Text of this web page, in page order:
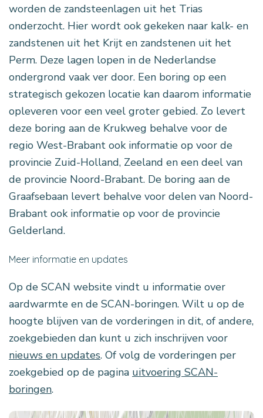
worden de zandsteenlagen uit het Trias
onderzocht. Hier wordt ook gekeken naar kalk- en
zandstenen uit het Krijt en zandstenen uit het
Perm. Deze lagen lopen in de Nederlandse
ondergrond vaak ver door. Een boring op een
strategisch gekozen locatie kan daarom informatie
opleveren voor een veel groter gebied. Zo levert
deze boring aan de Krukweg behalve voor de
regio West-Brabant ook informatie op voor de
provincie Zuid-Holland, Zeeland en een deel van
de provincie Noord-Brabant. De boring aan de
Graafsebaan levert behalve voor delen van Noord-
Brabant ook informatie op voor de provincie
Gelderland.
Meer informatie en updates
Op de SCAN website vindt u informatie over
aardwarmte en de SCAN-boringen. Wilt u op de
hoogte blijven van de vorderingen in dit, of andere,
zoekgebieden dan kunt u zich inschrijven voor
nieuws en updates. Of volg de vorderingen per
zoekgebied op de pagina uitvoering SCAN-
boringen.